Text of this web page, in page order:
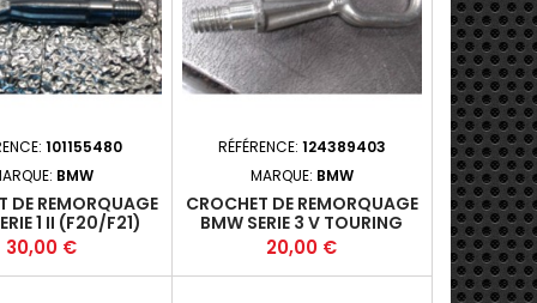
101155480
BMW
DE REMORQUAGE
1 II (F20/F21)
- 3P 2011-08-2015-
06 +
Prix
30,00 €
RÉFÉRENCE: 124389403
MARQUE: BMW
CROCHET DE REMORQUAGE
BMW SERIE 3 V TOURING
(E91) PHASE 2 - 5P 2008-10-
2011-12 +
Prix
20,00 €